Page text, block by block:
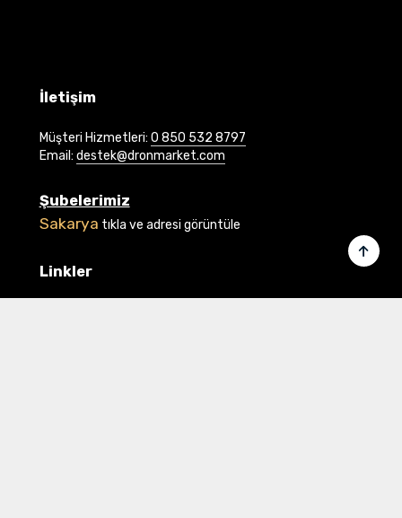
İletişim
Müşteri Hizmetleri: 0 850 532 8797
Email: destek@dronmarket.com
Şubelerimiz
Sakarya tıkla ve adresi görüntüle
Linkler